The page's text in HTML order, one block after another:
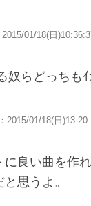
2015/01/18(日
奴らどっちもｲ
：2015/01/18(日
良い曲を作
思うよ。